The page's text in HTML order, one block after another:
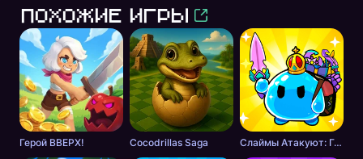
Похожие игры
Герой ВВЕРХ! Cocodrillas Saga Слаймы Атакуют: Головоломка!